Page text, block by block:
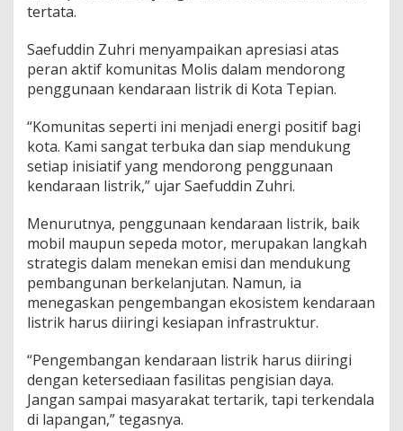
tertata.
Saefuddin Zuhri menyampaikan apresiasi atas
peran aktif komunitas Molis dalam mendorong
penggunaan kendaraan listrik di Kota Tepian.
“Komunitas seperti ini menjadi energi positif bagi
kota. Kami sangat terbuka dan siap mendukung
setiap inisiatif yang mendorong penggunaan
kendaraan listrik,” ujar Saefuddin Zuhri.
Menurutnya, penggunaan kendaraan listrik, baik
mobil maupun sepeda motor, merupakan langkah
strategis dalam menekan emisi dan mendukung
pembangunan berkelanjutan. Namun, ia
menegaskan pengembangan ekosistem kendaraan
listrik harus diiringi kesiapan infrastruktur.
“Pengembangan kendaraan listrik harus diiringi
dengan ketersediaan fasilitas pengisian daya.
Jangan sampai masyarakat tertarik, tapi terkendala
di lapangan,” tegasnya.